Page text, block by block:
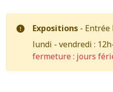
Expositions - Entrée
lundi - vendredi :
fermeture : jours